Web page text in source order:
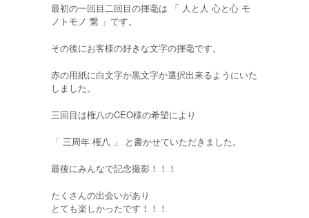
最初の一回目二回目の揮毫は 「 人と人 心と心 モ
ノトモノ 繋 」です。
その後にお客様の好きな文字の揮毫です。
赤の用紙に白文字か黒文字か選択出来るようにいた
しました。
三回目は権八のCEO様の希望により
「 三周年 権八 」 と書かせていただきました。
最後にみんなで記念撮影！！！
たくさんの出会いがあり
とても楽しかったです！！！